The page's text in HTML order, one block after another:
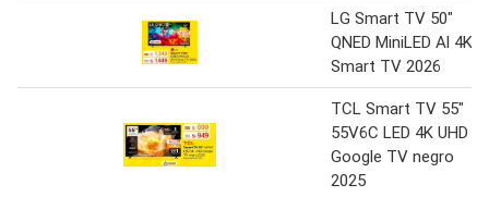
LG Smart TV 50"
QNED MiniLED Al 4K
Smart TV 2026
TCL Smart TV 55"
55V6C LED 4K UHD
Google TV negro
2025